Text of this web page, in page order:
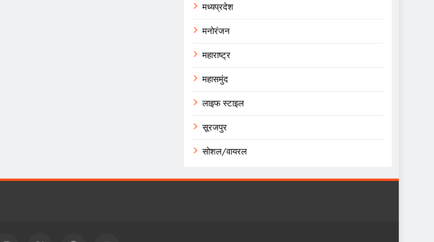
मध्यप्रदेश
मनोरंजन
महाराष्ट्र
महासमुंद
लाइफ स्टाइल
सूरजपुर
सोशल/वायरल